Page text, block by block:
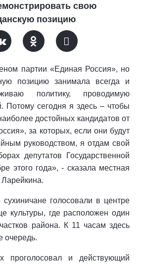
свою
позицию
партии «Единая Россия», но
позицию занимала всегда и
политику, проводимую
Потому сегодня я здесь – чтобы
достойных кандидатов от
за которых, если они будут
руководством, я отдам свой
депутатов Государственной
этого года», - сказала местная
голосовали в центре
культуры, где расположен один
района. К 11 часам здесь
очередь.
проголосовал и действующий